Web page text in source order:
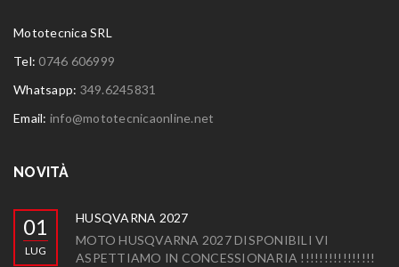
Mototecnica SRL
Tel:0746 606999
Whatsapp: 349.6245831
Email: info@mototecnicaonline.net
NOVITÀ
01
LUG
HUSQVARNA 2027
MOTO HUSQVARNA 2027 DISPONIBILI VI
ASPETTIAMO IN CONCESSIONARIA !!!!!!!!!!!!!!!!